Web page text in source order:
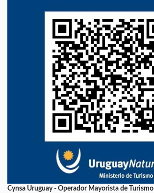
Cynsa Uruguay - Operador Mayorista de Turismo